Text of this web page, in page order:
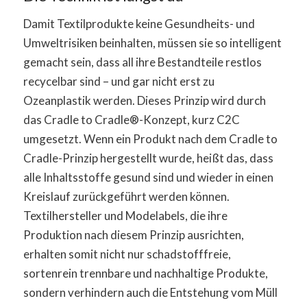
Damit Textilprodukte keine Gesundheits- und
Umweltrisiken beinhalten, müssen sie so intelligent
gemacht sein, dass all ihre Bestandteile restlos
recycelbar sind – und gar nicht erst zu
Ozeanplastik werden. Dieses Prinzip wird durch
das Cradle to Cradle®-Konzept, kurz C2C
umgesetzt. Wenn ein Produkt nach dem Cradle to
Cradle-Prinzip hergestellt wurde, heißt das, dass
alle Inhaltsstoffe gesund sind und wieder in einen
Kreislauf zurückgeführt werden können.
Textilhersteller und Modelabels, die ihre
Produktion nach diesem Prinzip ausrichten,
erhalten somit nicht nur schadstofffreie,
sortenrein trennbare und nachhaltige Produkte,
sondern verhindern auch die Entstehung vom Müll